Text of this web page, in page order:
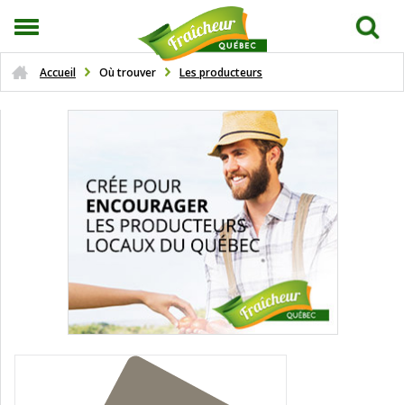
Accueil Où trouver Les producteurs